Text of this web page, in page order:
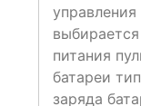
питания
батареи
заряда